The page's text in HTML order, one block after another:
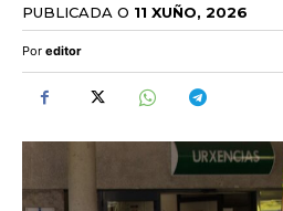
PUBLICADA O 11 XUÑO, 2026
Por editor